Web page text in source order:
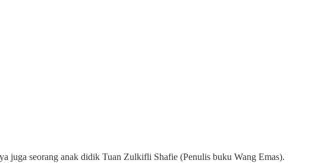
juga seorang anak didik Tuan Zulkifli Shafie (Penulis buku Wang Emas).